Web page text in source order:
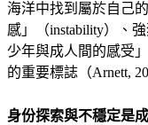
海洋中找到屬於自己
感」（instability）、
少年與成人間的感受
的重要標誌（Arnett,
身份探索與不穩定是